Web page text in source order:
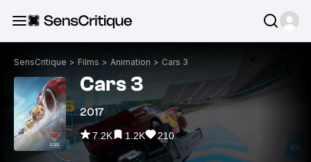
SensCritique > Films > Animation > Cars 3
Cars 3
2017
7.2K 1.2K 210